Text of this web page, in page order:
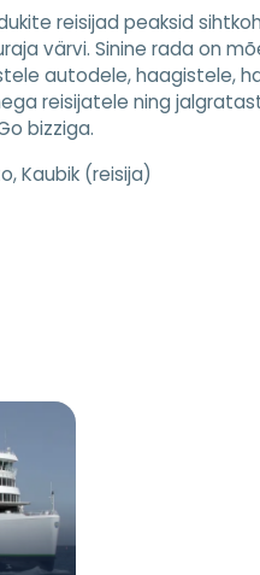
reisijad peaksid
värvi. Sinine rada on
autodele, haagistele,
reisijatele ning
bizziga.
Kaubik (reisija)